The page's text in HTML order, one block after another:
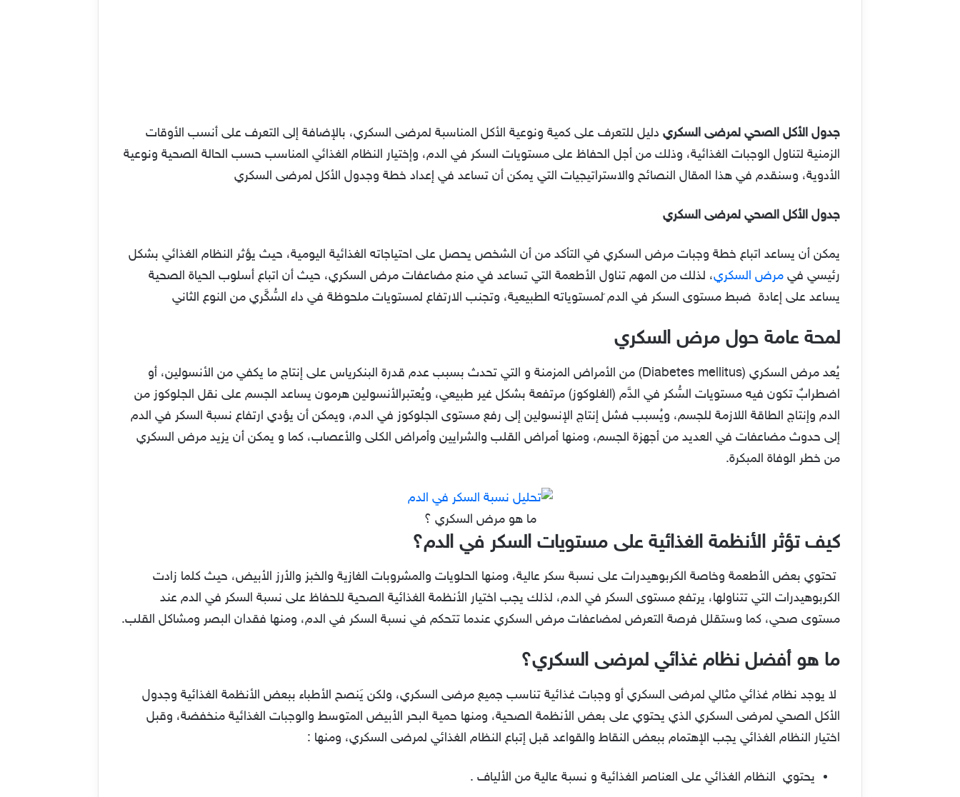
جدول الأكل الصحي لمرضى السكري دليل للتعرف على كمية ونوعية الأكل المناسبة لمرضى السكري، بالإضافة إلى التعرف على أنسب الأوقات
الزمنية لتناول الوجبات الغذائية، وذلك من أجل الحفاظ على مستويات السكر في الدم، وإختيار النظام الغذائي المناسب حسب الحالة الصحية ونوعية
الأدوية، وسنقدم في هذا المقال النصائح والاستراتيجيات التي يمكن أن تساعد في إعداد خطة وجدول الأكل لمرضى السكري
جدول الأكل الصحي لمرضى السكري
يمكن أن يساعد اتباع خطة وجبات مرض السكري في التأكد من أن الشخص يحصل على احتياجاته الغذائية اليومية، حيث يؤثر النظام الغذائي بشكل
رئيسي في مرض السكري، لذلك من المهم تناول الأطعمة التي تساعد في منع مضاعفات مرض السكري، حيث أن اتباع أسلوب الحياة الصحية
يساعد على إعادة ضبط مستوى السكر في الدم َلمستوياته الطبيعية، وتجنب الارتفاع لمستويات ملحوظة في داء السُّكَّري من النوع الثاني
لمحة عامة حول مرض السكري
يُعد مرض السكري (Diabetes mellitus) من الأمراض المزمنة و التي تحدث بسبب عدم قدرة البنكرياس على إنتاج ما يكفي من الأنسولين، أو
اضطرابٌ تكون فيه مستويات السُّكر في الدَّم (الغلوكوز) مرتفعة بشكل غير طبيعي، ويُعتبرالأنسولين هرمون يساعد الجسم على نقل الجلوكوز من
الدم وإنتاج الطاقة اللازمة للجسم، ويُسبب فشل إنتاج الإنسولين إلى رفع مستوى الجلوكوز في الدم، ويمكن أن يؤدي ارتفاع نسبة السكر في الدم
إلى حدوث مضاعفات في العديد من أجهزة الجسم، ومنها أمراض القلب والشرايين وأمراض الكلى والأعصاب، كما و يمكن أن يزيد مرض السكري
من خطر الوفاة المبكرة.
ما هو مرض السكري ؟
كيف تؤثر الأنظمة الغذائية على مستويات السكر في الدم؟
تحتوي بعض الأطعمة وخاصة الكربوهيدرات على نسبة سكر عالية، ومنها الحلويات والمشروبات الغازية والخبز والأرز الأبيض، حيث كلما زادت
الكربوهيدرات التي تتناولها، يرتفع مستوى السكر في الدم، لذلك يجب اختيار الأنظمة الغذائية الصحية للحفاظ على نسبة السكر في الدم عند
مستوى صحي، كما وستقلل فرصة التعرض لمضاعفات مرض السكري عندما تتحكم في نسبة السكر في الدم، ومنها فقدان البصر ومشاكل القلب.
ما هو أفضل نظام غذائي لمرضى السكري؟
لا يوجد نظام غذائي مثالي لمرضى السكري أو وجبات غذائية تناسب جميع مرضى السكري، ولكن يَنصح الأطباء ببعض الأنظمة الغذائية وجدول
الأكل الصحي لمرضى السكري الذي يحتوي على بعض الأنظمة الصحية، ومنها حمية البحر الأبيض المتوسط ​​والوجبات الغذائية منخفضة، وقبل
اختيار النظام الغذائي يجب الإهتمام ببعض النقاط والقواعد قبل إتباع النظام الغذائي لمرضى السكري، ومنها :
يحتوي النظام الغذائي على العناصر الغذائية و نسبة عالية من الألياف .